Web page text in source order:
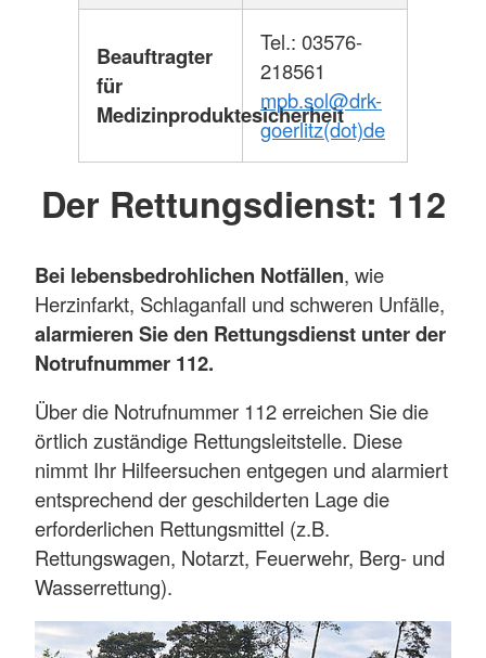
Beauftragter
für
Medizinproduktesicherheit
Tel.: 03576-
218561
mpb.sol@drk-
goerlitz(dot)de
Der Rettungsdienst: 112
Bei lebensbedrohlichen Notfällen, wie
Herzinfarkt, Schlaganfall und schweren Unfälle,
alarmieren Sie den Rettungsdienst unter der
Notrufnummer 112.
Über die Notrufnummer 112 erreichen Sie die
örtlich zuständige Rettungsleitstelle. Diese
nimmt Ihr Hilfeersuchen entgegen und alarmiert
entsprechend der geschilderten Lage die
erforderlichen Rettungsmittel (z.B.
Rettungswagen, Notarzt, Feuerwehr, Berg- und
Wasserrettung).